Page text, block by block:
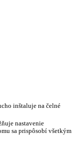
inštaluje na čelné
nastavenie
sa prispôsobí všetkým